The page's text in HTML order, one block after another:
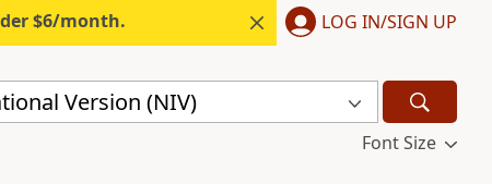
$6/month. LOG IN/SIGN UP
Version (NIV)
Font Size